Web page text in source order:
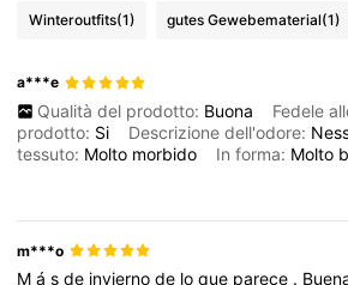
355K Follower
4,75 355K Follower
4,75 355K Follower
Winteroutfits(1) gutes Gewebematerial(1)
a***e
Qualità del prodotto: Buona
Fedele
prodotto: Si Descrizione dell'odore:
tessuto: Molto morbido In forma: Molto
m***o
Másde inviernode loque parece .